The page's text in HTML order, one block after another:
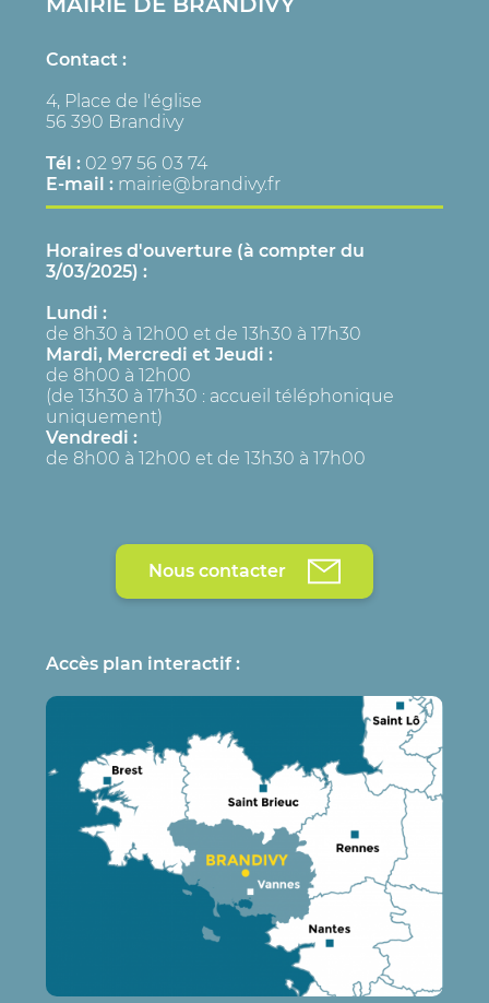
Contact :
4, Place de l'église
56 390 Brandivy
Tél : 02 97 56 03 74
E-mail : mairie@brandivy.fr
Horaires d'ouverture (à compter du
3/03/2025) :
Lundi :
de 8h30 à 12h00 et de 13h30 à 17h30
Mardi, Mercredi et Jeudi :
de 8h00 à 12h00
(de 13h30 à 17h30 : accueil téléphonique
uniquement)
Vendredi :
de 8h00 à 12h00 et de 13h30 à 17h00
Nous contacter
Accès plan interactif :